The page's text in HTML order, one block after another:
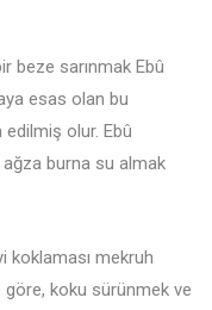
beze sarınmak Ebû
esas olan bu
edilmiş olur. Ebû
ağza burna su almak
koklaması mekruh
göre, koku sürünmek ve